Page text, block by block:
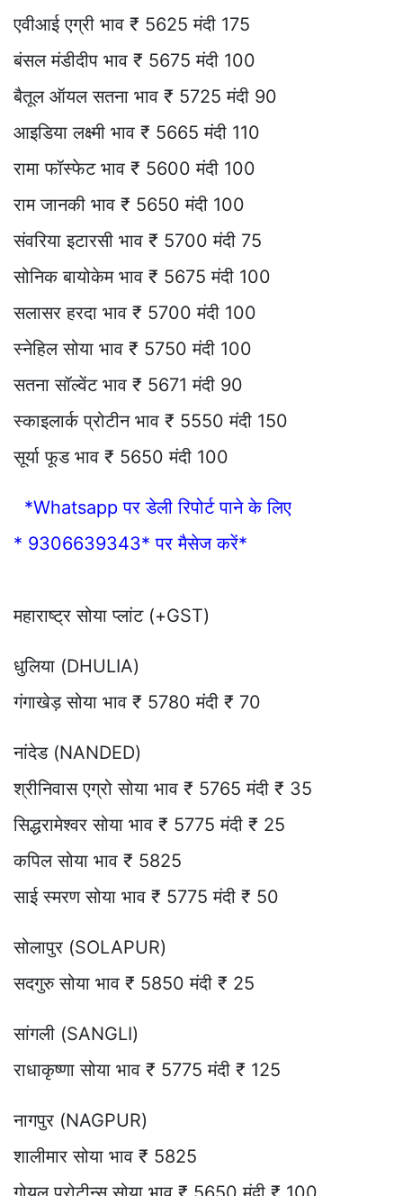
एवीआई एग्री भाव ₹ 5625 मंदी 175
बंसल मंडीदीप भाव ₹ 5675 मंदी 100
बैतूल ऑयल सतना भाव ₹ 5725 मंदी 90
आइडिया लक्ष्मी भाव ₹ 5665 मंदी 110
रामा फॉस्फेट भाव ₹ 5600 मंदी 100
राम जानकी भाव ₹ 5650 मंदी 100
संवरिया इटारसी भाव ₹ 5700 मंदी 75
सोनिक बायोकेम भाव ₹ 5675 मंदी 100
सलासर हरदा भाव ₹ 5700 मंदी 100
स्नेहिल सोया भाव ₹ 5750 मंदी 100
सतना सॉल्वेंट भाव ₹ 5671 मंदी 90
स्काइलार्क प्रोटीन भाव ₹ 5550 मंदी 150
सूर्या फूड भाव ₹ 5650 मंदी 100
*Whatsapp पर डेली रिपोर्ट पाने के लिए
* 9306639343* पर मैसेज करें*
महाराष्ट्र सोया प्लांट (+GST)
धुलिया (DHULIA)
गंगाखेड़ सोया भाव ₹ 5780 मंदी ₹ 70
नांदेड (NANDED)
श्रीनिवास एग्रो सोया भाव ₹ 5765 मंदी ₹ 35
सिद्धरामेश्वर सोया भाव ₹ 5775 मंदी ₹ 25
कपिल सोया भाव ₹ 5825
साई स्मरण सोया भाव ₹ 5775 मंदी ₹ 50
सोलापुर (SOLAPUR)
सदगुरु सोया भाव ₹ 5850 मंदी ₹ 25
सांगली (SANGLI)
राधाकृष्णा सोया भाव ₹ 5775 मंदी ₹ 125
नागपुर (NAGPUR)
शालीमार सोया भाव ₹ 5825